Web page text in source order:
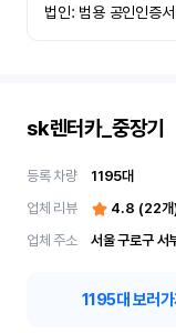
법인: 범용 공인인증
sk렌터카_중장기
등록 차량 1195대
업체 리뷰
4.8 (22
업체 주소
서울 구로구 서
1195대 보러가